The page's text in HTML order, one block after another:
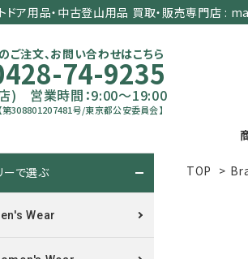
ドア用品・中古登山用品 買取・販売専門店 :
ご注文、お問い合わせはこちら
74-9235
) 営業時間：9:00～19:00
第308801207481号/東京都公安委員会】
TOP >
ーで選ぶ
Wear